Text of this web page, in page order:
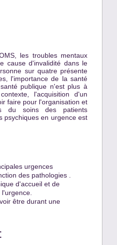
les troubles mentaux
cause d'invalidité dans le
sur quatre présente
l'importance de la santé
publique n'est plus à
l'acquisition d'un
faire pour l'organisation et
du soins des patients
psychiques en urgence est
urgences
des pathologies .
d'accueil et de
être durant une